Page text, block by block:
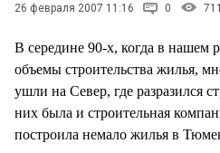
26 февраля 2007 11:16 0
В середине 90-х, когда в нашем
объемы строительства жилья,
ушли на Север, где разразился
них была и строительная
построила немало жилья в